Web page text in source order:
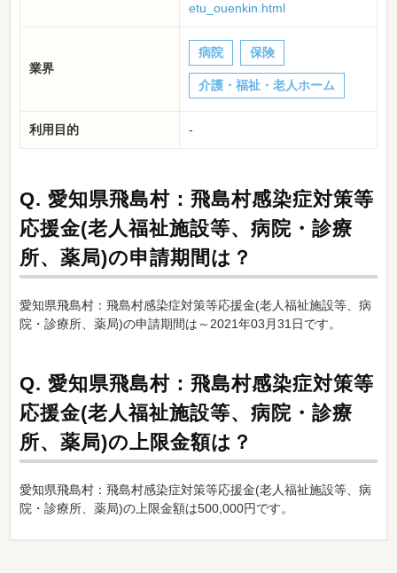
etu_ouenkin.html
業界
病院 保険
介護・福祉・老人ホーム
利用目的 -
Q. 愛知県飛島村：飛島村感染症対策等
応援金(老人福祉施設等、病院・診療
所、薬局)の申請期間は？
愛知県飛島村：飛島村感染症対策等応援金(老人福祉施設等、病
院・診療所、薬局)の申請期間は～2021年03月31日です。
Q. 愛知県飛島村：飛島村感染症対策等
応援金(老人福祉施設等、病院・診療
所、薬局)の上限金額は？
愛知県飛島村：飛島村感染症対策等応援金(老人福祉施設等、病
院・診療所、薬局)の上限金額は500,000円です。